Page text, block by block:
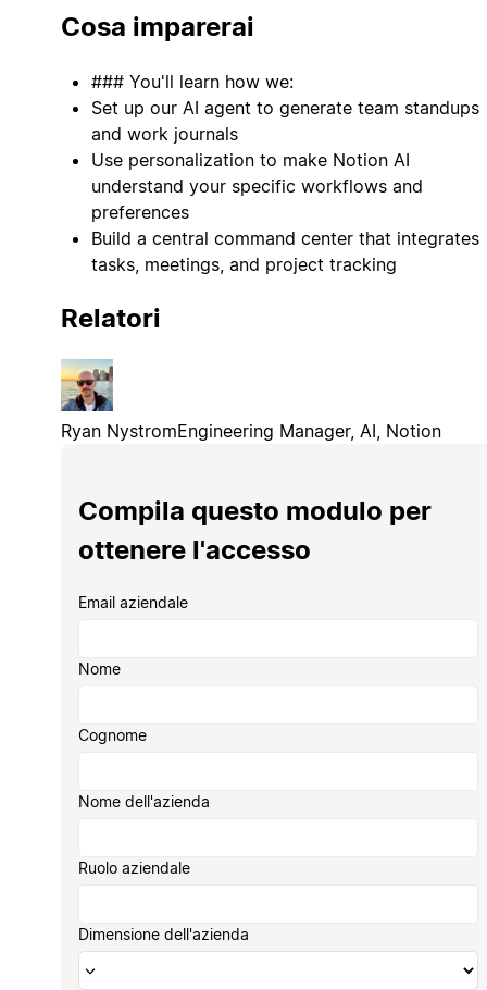
Cosa imparerai
### You'll learn how we:
Set up our AI agent to generate team standups
and work journals
Use personalization to make Notion AI
understand your specific workflows and
preferences
Build a central command center that integrates
tasks, meetings, and project tracking
Relatori
Ryan NystromEngineering Manager, AI, Notion
Compila questo modulo per
ottenere l'accesso
Email aziendale
Nome
Cognome
Nome dell'azienda
Ruolo aziendale
Dimensione dell'azienda